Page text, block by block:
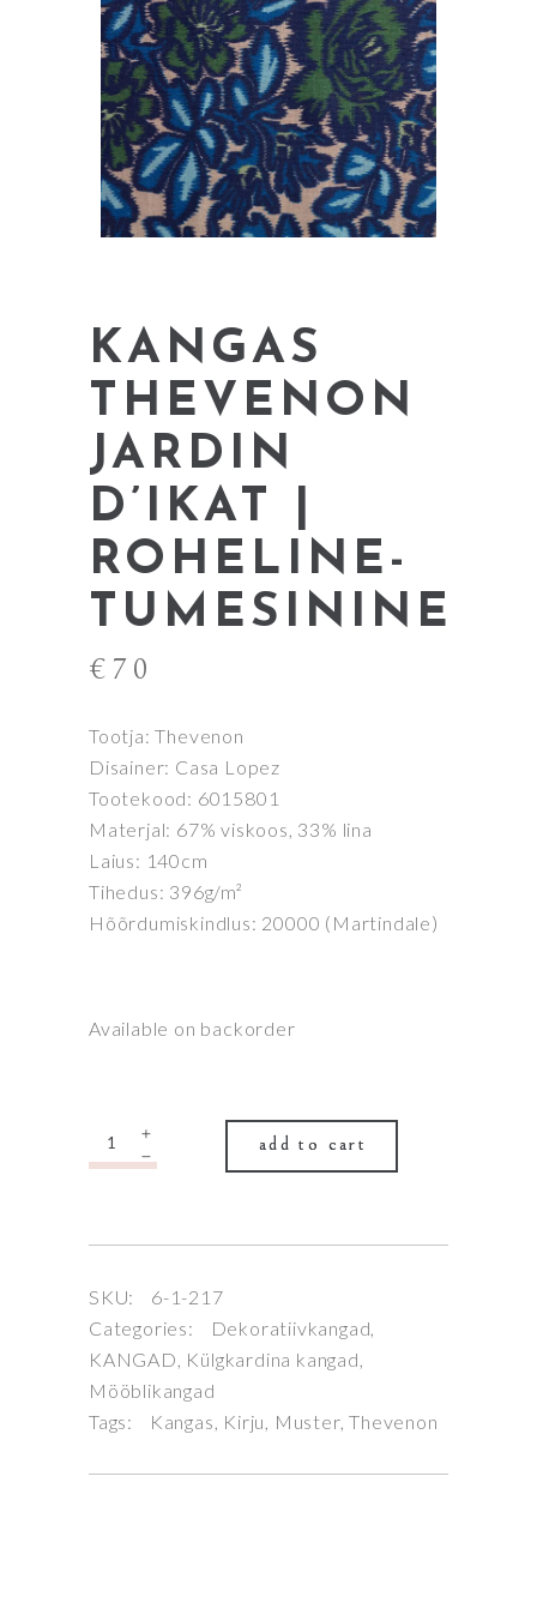
KANGAS
THEVENON
JARDIN
D’IKAT |
ROHELINE-
TUMESININE
€ 70
Tootja: Thevenon
Disainer: Casa Lopez
Tootekood: 6015801
Materjal: 67% viskoos, 33% lina
Laius: 140cm
Tihedus: 396g/m²
Hõõrdumiskindlus: 20000 (Martindale)
Available on backorder
Quantity add to cart
SKU:
6-1-217
Categories:
Dekoratiivkangad,
KANGAD, Külgkardina kangad,
Mööblikangad
Tags:
Kangas, Kirju, Muster,Thevenon